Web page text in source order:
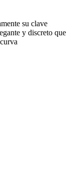
su clave
y discreto que